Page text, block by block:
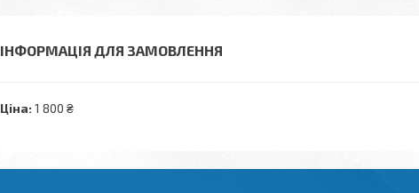
ІНФОРМАЦІЯ ДЛЯ ЗАМОВЛЕННЯ
Ціна: 1 800 ₴